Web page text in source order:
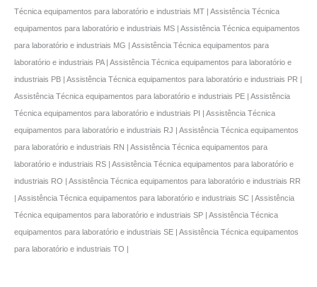
Técnica equipamentos para laboratório e industriais MT | Assistência Técnica
equipamentos para laboratório e industriais MS | Assistência Técnica equipamentos
para laboratório e industriais MG | Assistência Técnica equipamentos para
laboratório e industriais PA | Assistência Técnica equipamentos para laboratório e
industriais PB | Assistência Técnica equipamentos para laboratório e industriais PR |
Assistência Técnica equipamentos para laboratório e industriais PE | Assistência
Técnica equipamentos para laboratório e industriais PI | Assistência Técnica
equipamentos para laboratório e industriais RJ | Assistência Técnica equipamentos
para laboratório e industriais RN | Assistência Técnica equipamentos para
laboratório e industriais RS | Assistência Técnica equipamentos para laboratório e
industriais RO | Assistência Técnica equipamentos para laboratório e industriais RR
| Assistência Técnica equipamentos para laboratório e industriais SC | Assistência
Técnica equipamentos para laboratório e industriais SP | Assistência Técnica
equipamentos para laboratório e industriais SE | Assistência Técnica equipamentos
para laboratório e industriais TO |